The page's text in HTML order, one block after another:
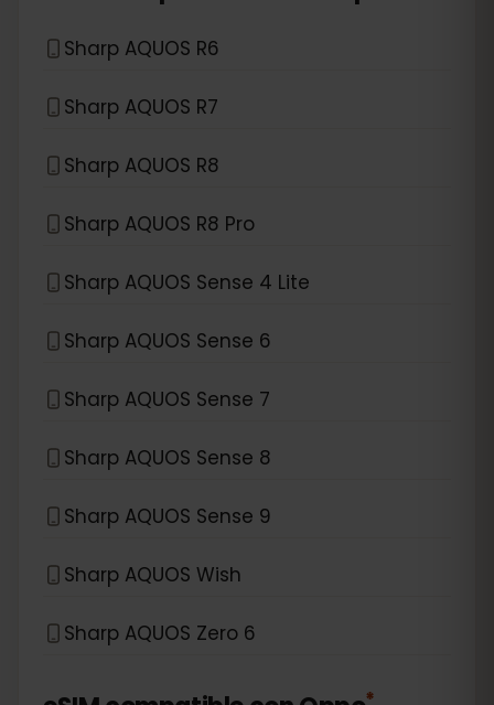
Sharp AQUOS R6
Sharp AQUOS R7
Sharp AQUOS R8
Sharp AQUOS R8 Pro
Sharp AQUOS Sense 4 Lite
Sharp AQUOS Sense 6
Sharp AQUOS Sense 7
Sharp AQUOS Sense 8
Sharp AQUOS Sense 9
Sharp AQUOS Wish
Sharp AQUOS Zero 6
*